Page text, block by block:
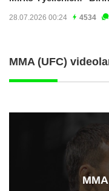
28.07.2026 00:24 4534
MMA (UFC)
ММА